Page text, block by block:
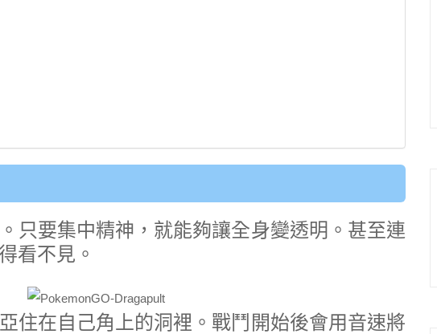
只要集中精神，就能夠讓全身變透明。甚至連
看不見。
住在自己角上的洞裡。戰鬥開始後會用音速將